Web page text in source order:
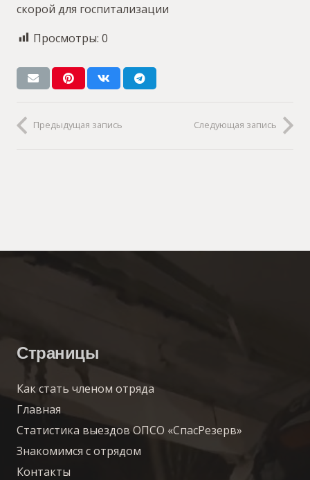
скорой для госпитализации
Просмотры: 0
Предыдущая запись Следующая запись
Страницы
Как стать членом отряда
Главная
Статистика выездов ОПСО «СпасРезерв»
Знакомимся с отрядом
Контакты